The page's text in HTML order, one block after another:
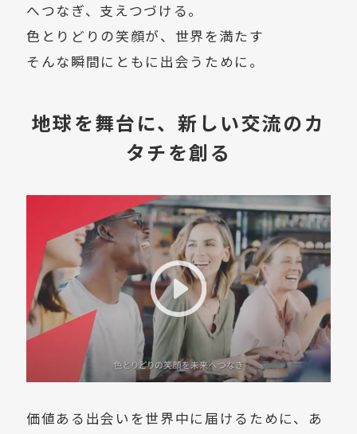
へつなぎ、支えつづける。
色とりどりの笑顔が、世界を満たす
そんな瞬間にともに出会うために。
地球を舞台に、新しい交流のカ
タチを創る
価値ある出会いを世界中に届けるために、あ